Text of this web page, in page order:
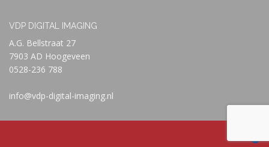
VDP DIGITAL IMAGING
A.G. Bellstraat 27
7903 AD Hoogeveen
0528-236 788
info@vdp-digital-imaging.nl